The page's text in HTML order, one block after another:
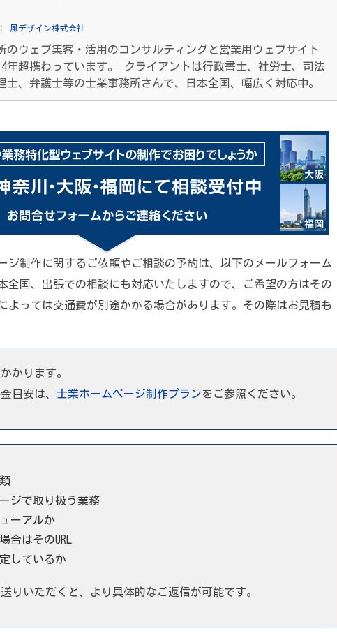
風デザイン株式会社
のウェブ集客・活用のコンサルティングと営業用ウェブサイト
年超携わっています。 クライアントは行政書士、社労士、司法
士、弁護士等の士業事務所さんで、日本全国、幅広く対応中。
ジ制作に関するご依頼やご相談の予約は、以下のメールフォーム
全国、出張での相談にも対応いたしますので、ご希望の方はその
よっては交通費が別途かかる場合があります。その際はお見積も
かります。
目安は、 士業ホームページ制作プランをご参照ください。
ジで取り扱う業務
ーアルか
合はそのURL
しているか
りいただくと、より具体的なご返信が可能です。